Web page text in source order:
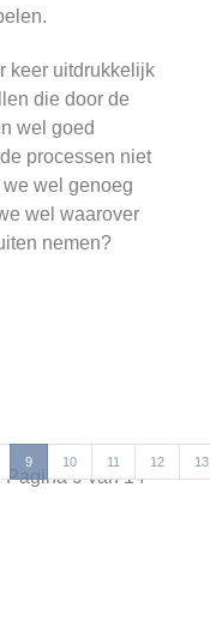
keer uitdrukkelijk
die door de
wel goed
processen niet
wel genoeg
wel waarover
nemen?
Pagina 9 van 14
9 10 11 12 13